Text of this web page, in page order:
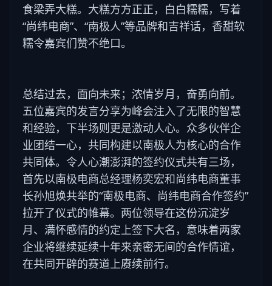
食梁弄大糕。大糕方方正正，白白糯糯，写着
“尚纬电商”、“南极人”等品牌和吉祥话，香甜软
糯令嘉宾们赞不绝口。
总结过去，面向未来；浓情岁月，奋勇向前。
五位嘉宾的发言分享为峰会注入了无限的智慧
和经验，下半场则更是激动人心。众多伙伴企
业团结一心，共同构建以南极人为核心的合作
共同体。令人心潮澎湃的签约仪式共有三场，
首先以南极电商总经理杨奕宏和尚纬电商董事
长孙旭焕共举的“南极电商、尚纬电商合作签约”
拉开了仪式的帷幕。两位领导在这份沉淀岁
月、满怀感情的约定上签下大名，意味着两家
企业将继续延续十年来亲密无间的合作情谊，
在共同开辟的赛道上赓续前行。